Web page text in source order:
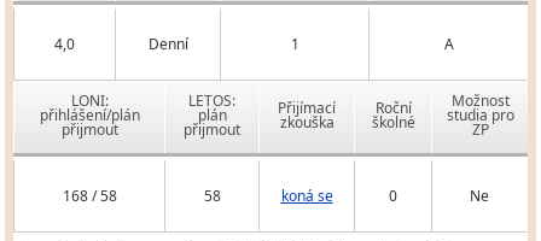
4,0 Denní 1 A
LONI:
přihlášení/plán
přijmout
LETOS:
plán
přijmout
Přijímací
zkouška
Roční
školné
Možnost
studia pro
ZP
168 / 58 58 koná se 0 Ne